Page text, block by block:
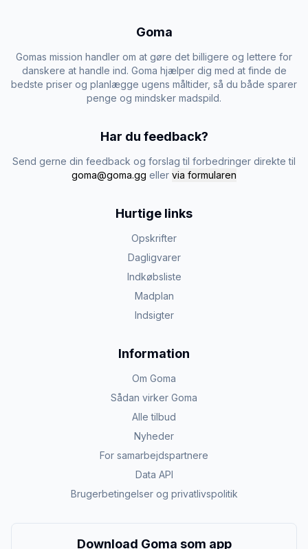
Goma
Gomas mission handler om at gøre det billigere og lettere for
danskere at handle ind. Goma hjælper dig med at finde de
bedste priser og planlægge ugens måltider, så du både sparer
penge og mindsker madspild.
Har du feedback?
Send gerne din feedback og forslag til forbedringer direkte til
goma@goma.gg eller via formularen
Hurtige links
Opskrifter
Dagligvarer
Indkøbsliste
Madplan
Indsigter
Information
Om Goma
Sådan virker Goma
Alle tilbud
Nyheder
For samarbejdspartnere
Data API
Brugerbetingelser og privatlivspolitik
Download Goma som app